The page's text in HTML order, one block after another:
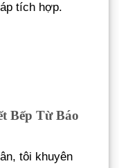
tích hợp.
Bếp Từ Báo
tôi khuyên